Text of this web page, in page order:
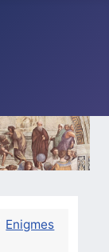
Enigmes